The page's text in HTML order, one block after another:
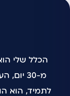
הכלל שלי
מ-30
לתמיד, הוא